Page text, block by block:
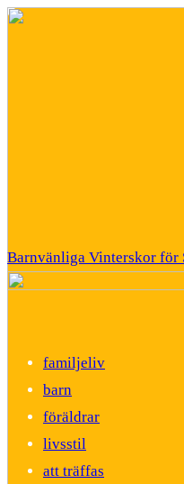
Barnvänliga Vinterskor för
familjeliv
barn
föräldrar
livsstil
att träffas